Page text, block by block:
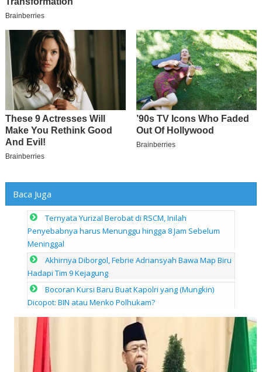
Baca Juga
Ternyata Yurizal Berobat di RSCM, Inilah
Penyebabnya harus Menunggu hingga 8 Jam Sebelum
Meninggal
Akhirnya Diborgol, Febrie Adriansyah Bawa Map Biru
Hadapi Tim 9 Kejagung
Bocoran Kursi Baru Buat Kapolri yang (Mungkin)
Dicopot: BIN atau Menko Polhukam?